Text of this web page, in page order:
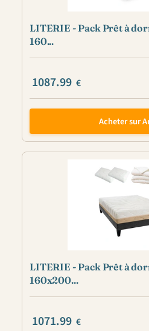
LITERIE - Pack Prêt à
160...
1087.99 €
Acheter sur
LITERIE - Pack Prêt à
160x200...
1071.99 €